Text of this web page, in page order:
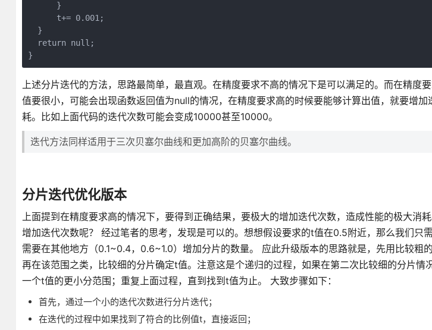
      }
      t+= 0.001;
  }
  return null;
上述分片迭代的方法，思路最简单，最直观。在精度要求不高的情况下是可以满足的。而在精度
值要很小，可能会出现函数返回值为null的情况，在精度要求高的时候要能够计算出值，就要增
耗。比如上面代码的迭代次数可能会变成10000甚至10000。
迭代方法同样适用于三次贝塞尔曲线和更加高阶的贝塞尔曲线。
分片迭代优化版本
上面提到在精度要求高的情况下，要得到正确结果，要极大的增加迭代次数，造成性能的极大消
增加迭代次数呢？ 经过笔者的思考，发现是可以的。想想假设要求的t值在0.5附近，那么我们只
需要在其他地方（0.1~0.4，0.6~1.0）增加分片的数量。 应此升级版本的思路就是，先用比较粗
再在该范围之类，比较细的分片确定t值。注意这是个递归的过程，如果在第二次比较细的分片情
一个t值的更小分范围；重复上面过程，直到找到t值为止。 大致步骤如下：
首先，通过一个小的迭代次数进行分片迭代；
在迭代的过程中如果找到了符合的比例值t，直接返回；